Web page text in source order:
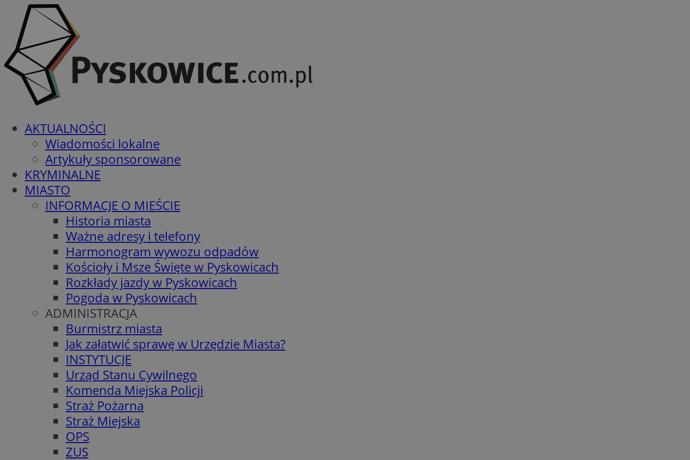
AKTUALNOŚCI
Wiadomości lokalne
Artykuły sponsorowane
KRYMINALNE
MIASTO
INFORMACJE O MIEŚCIE
Historia miasta
Ważne adresy i telefony
Harmonogram wywozu odpadów
Kościoły i Msze Święte w Pyskowicach
Rozkłady jazdy w Pyskowicach
Pogoda w Pyskowicach
ADMINISTRACJA
Burmistrz miasta
Jak załatwić sprawę w Urzędzie Miasta?
INSTYTUCJE
Urząd Stanu Cywilnego
Komenda Miejska Policji
Straż Pożarna
Straż Miejska
OPS
ZUS